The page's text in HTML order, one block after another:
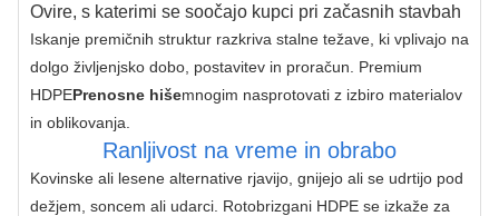
Ovire, s katerimi se soočajo kupci pri začasnih stavbah
Iskanje premičnih struktur razkriva stalne težave, ki vplivajo na
dolgo življenjsko dobo, postavitev in proračun. Premium
HDPEPrenosne hišemnogim nasprotovati z izbiro materialov
in oblikovanja.
Ranljivost na vreme in obrabo
Kovinske ali lesene alternative rjavijo, gnijejo ali se udrtijo pod
dežjem, soncem ali udarci. Rotobrizgani HDPE se izkaže za